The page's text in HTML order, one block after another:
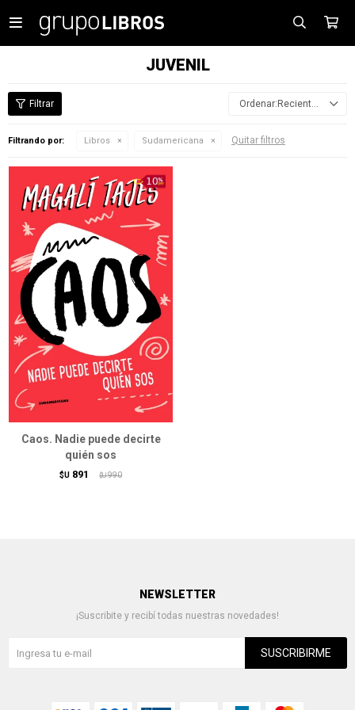

JUVENIL
Recientes
Filtrando por: Libros Sudamericana Quitar filtros
Caos. Nadie puede decirte
quién sos
$U 891 $U 990
NEWSLETTER
¡Suscribite y recibí todas nuestras novedades!
SUSCRIBIRME